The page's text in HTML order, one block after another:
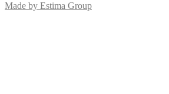
Made by Estima Group